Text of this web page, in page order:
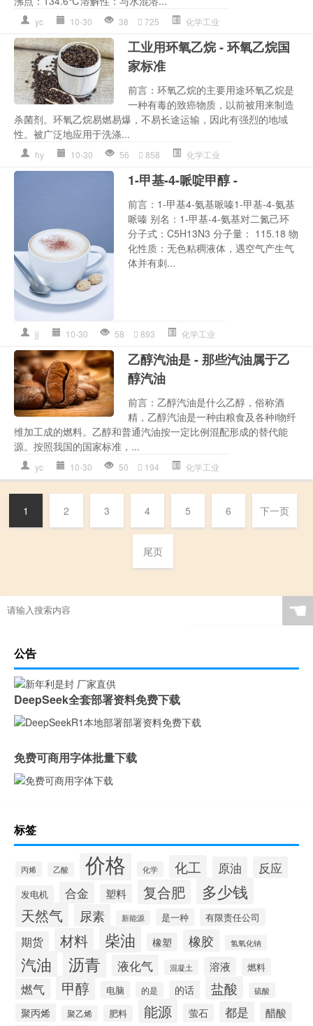
yc 10-30 38 725 化学工业
工业用环氧乙烷 - 环氧乙烷国
家标准
前言：环氧乙烷的主要用途环氧乙烷是
一种有毒的致癌物质，以前被用来制造
杀菌剂。环氧乙烷易燃易爆，不易长途运输，因此有强烈的地域
性。被广泛地应用于洗涤...
hy 10-30 56 858 化学工业
1-甲基-4-哌啶甲醇 -
前言：1-甲基4-氨基哌嗪1-甲基-4-氨基
哌嗪 别名：1-甲基-4-氨基对二氮己环
分子式：C5H13N3 分子量： 115.18 物
化性质：无色粘稠液体，遇空气产生气
体并有刺...
jj 10-30 58 893 化学工业
乙醇汽油是 - 那些汽油属于乙
醇汽油
前言：乙醇汽油是什么乙醇，俗称酒
精，乙醇汽油是一种由粮食及各种i物纤
维加工成的燃料。乙醇和普通汽油按一定比例混配形成的替代能
源。按照我国的国家标准，...
yc 10-30 50 194 化学工业
1 2 3 4 5 6 下一页
尾页
☚
公告
DeepSeek全套部署资料免费下载
免费可商用字体批量下载
标签
丙烯 乙酸 价格 化学 化工 原油 反应
发电机 合金 塑料 复合肥 多少钱
天然气 尿素 新能源 是一种 有限责任公司
期货 材料 柴油 橡塑 橡胶 氢氧化钠
汽油 沥青 液化气 混凝土 溶液 燃料
燃气 甲醇 电脑 的是 的话 盐酸 硫酸
聚丙烯 聚乙烯 肥料 能源 萤石 都是 醋酸